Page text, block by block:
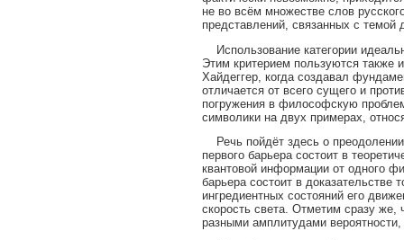
не во всём множестве слов
представлений, связанных с темой
Использование категории
Этим критерием пользуются
Хайдеггер, когда создавал
отличается от всего сущего и
погружения в философскую
символики на двух примерах,
Речь пойдёт здесь о
первого барьера состоит в
квантовой информации от одного
барьера состоит в доказательстве
ингредиентных состояний его
скорость света. Отметим сразу же,
разными амплитудами